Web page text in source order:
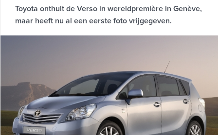
Toyota onthult de Verso in wereldpremière in Genève,
maar heeft nu al een eerste foto vrijgegeven.